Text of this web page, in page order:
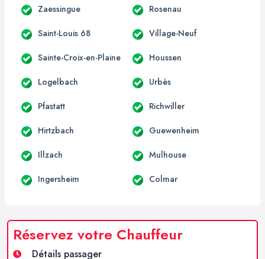
Zaessingue Rosenau
Saint-Louis 68 Village-Neuf
Sainte-Croix-en-Plaine Houssen
Logelbach Urbès
Pfastatt Richwiller
Hirtzbach Guewenheim
Illzach Mulhouse
Ingersheim Colmar
Réservez votre Chauffeur
Détails passager